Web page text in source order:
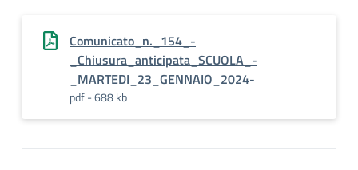
Comunicato_n._154_-
_Chiusura_anticipata_SCUOLA_-
_MARTEDI_23_GENNAIO_2024-
pdf - 688 kb